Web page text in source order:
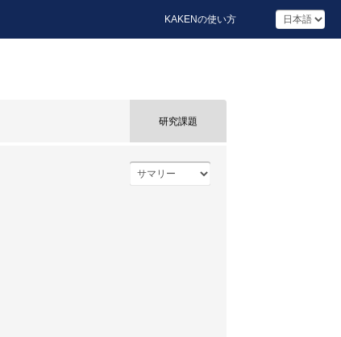
KAKENの使い方
研究課題